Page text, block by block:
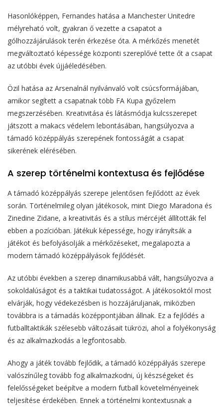
Hasonlóképpen, Fernandes hatása a Manchester Unitedre
mélyreható volt, gyakran ő vezette a csapatot a
gólhozzájárulások terén érkezése óta. A mérkőzés menetét
megváltoztató képessége központi szereplővé tette őt a csapat
az utóbbi évek újjáéledésében.
Özil hatása az Arsenalnál nyilvánvaló volt csúcsformájában,
amikor segített a csapatnak több FA Kupa győzelem
megszerzésében. Kreativitása és látásmódja kulcsszerepet
játszott a makacs védelem lebontásában, hangsúlyozva a
támadó középpályás szerepének fontosságát a csapat
sikerének elérésében.
A szerep történelmi kontextusa és fejlődése
A támadó középpályás szerepe jelentősen fejlődött az évek
során. Történelmileg olyan játékosok, mint Diego Maradona és
Zinedine Zidane, a kreativitás és a stílus mércéjét állították fel
ebben a pozícióban. Játékuk képessége, hogy irányítsák a
játékot és befolyásolják a mérkőzéseket, megalapozta a
modern támadó középpályások fejlődését.
Az utóbbi években a szerep dinamikusabbá vált, hangsúlyozva a
sokoldalúságot és a taktikai tudatosságot. A játékosoktól most
elvárják, hogy védekezésben is hozzájáruljanak, miközben
továbbra is a támadás középpontjában állnak. Ez a fejlődés a
futballtaktikák szélesebb változásait tükrözi, ahol a folyékonyság
és az alkalmazkodás a legfontosabb.
Ahogy a játék tovább fejlődik, a támadó középpályás szerepe
valószínűleg tovább fog alkalmazkodni, új készségeket és
felelősségeket beépítve a modern futball követelményeinek
teljesítése érdekében. Ennek a történelmi kontextusnak a